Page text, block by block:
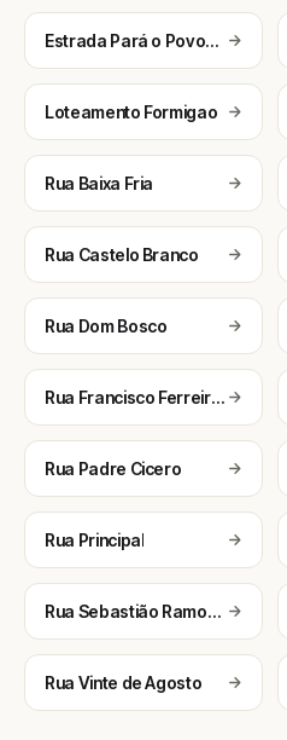
Estrada Pará o Povoado Sítio do Meio
Loteamento Formigao
Rua Baixa Fria
Rua Castelo Branco
Rua Dom Bosco
Rua Francisco Ferreira Barbosa
Rua Padre Cicero
Rua Principal
Rua Sebastião Ramos de Oliveira
Rua Vinte de Agosto